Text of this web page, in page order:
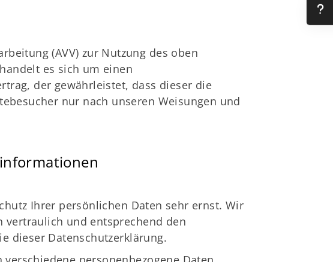
(AVV) zur Nutzung des oben
es sich um einen
der gewährleistet, dass dieser die
nur nach unseren Weisungen und
Ihrer persönlichen Daten sehr ernst. Wir
vertraulich und entsprechend den
dieser Datenschutzerklärung.